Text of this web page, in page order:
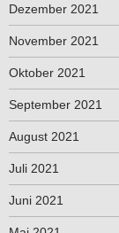
Dezember 2021
November 2021
Oktober 2021
September 2021
August 2021
Juli 2021
Juni 2021